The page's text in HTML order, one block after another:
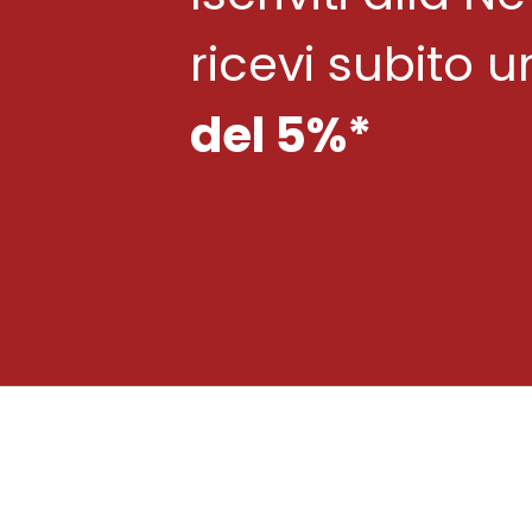
ricevi subito
del 5%*